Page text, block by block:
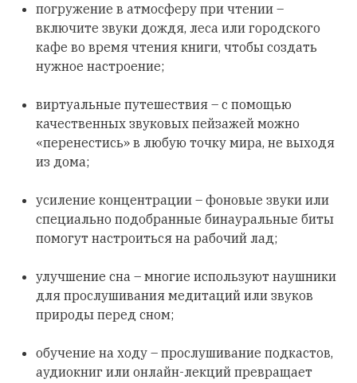
погружение в атмосферу при чтении –
включите звуки дождя, леса или городского
кафе во время чтения книги, чтобы создать
нужное настроение;
виртуальные путешествия – с помощью
качественных звуковых пейзажей можно
«перенестись» в любую точку мира, не выходя
из дома;
усиление концентрации – фоновые звуки или
специально подобранные бинауральные биты
помогут настроиться на рабочий лад;
улучшение сна – многие используют наушники
для прослушивания медитаций или звуков
природы перед сном;
обучение на ходу – прослушивание подкастов,
аудиокниг или онлайн-лекций превращает